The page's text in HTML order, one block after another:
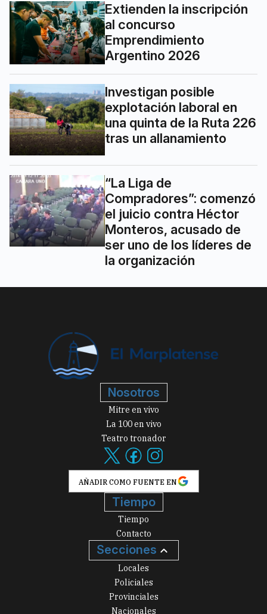
Extienden la inscripción
al concurso
Emprendimiento
Argentino 2026
Investigan posible
explotación laboral en
una quinta de la Ruta 226
tras un allanamiento
“La Liga de
Compradores”: comenzó
el juicio contra Héctor
Monteros, acusado de
ser uno de los líderes de
la organización
Nosotros
Mitre en vivo
La 100 en vivo
Teatro tronador
AÑADIR COMO FUENTE EN
Tiempo
Tiempo
Contacto
Secciones
Locales
Policiales
Provinciales
Nacionales